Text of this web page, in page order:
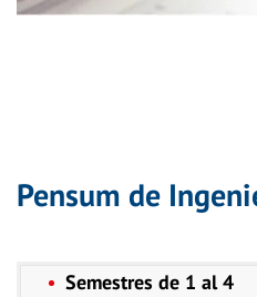
Pensum de
Semestres de 1 al 4